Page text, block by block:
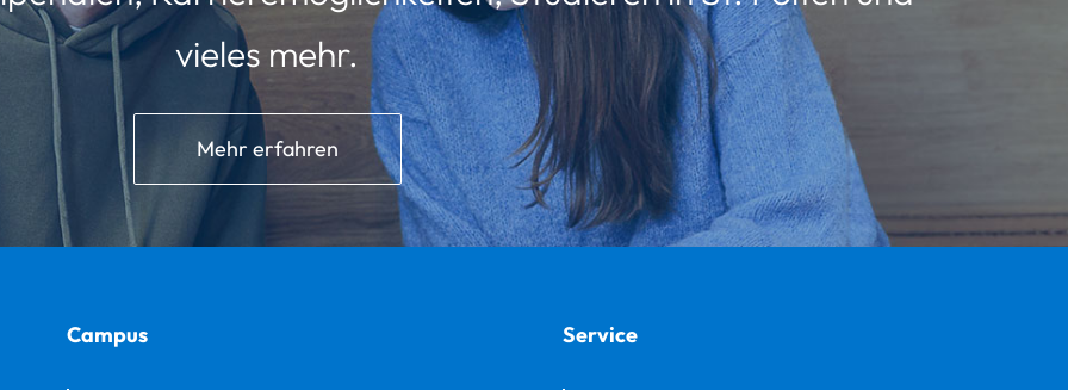
vieles mehr.
Mehr erfahren
Campus Service